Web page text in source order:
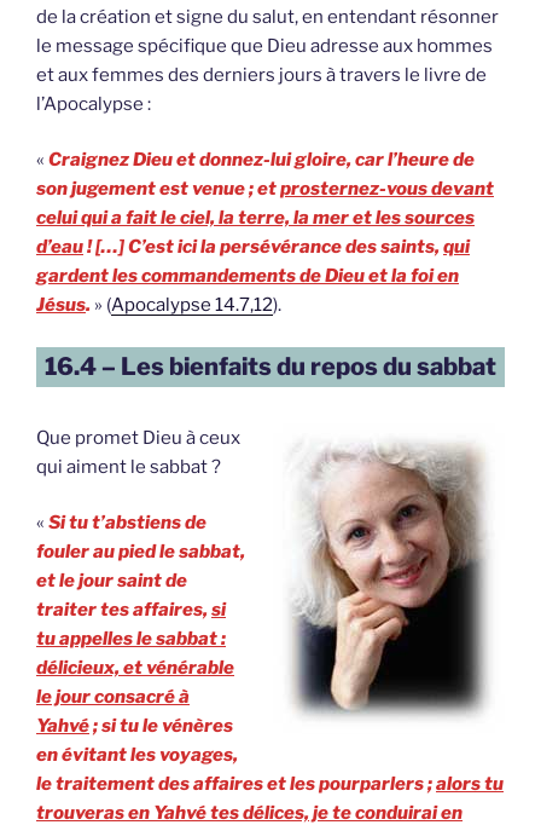
de la création et signe du salut, en entendant résonner
le message spécifique que Dieu adresse aux hommes
et aux femmes des derniers jours à travers le livre de
l’Apocalypse :
« Craignez Dieu et donnez-lui gloire, car l’heure de
son jugement est venue ; etprosternez-vous devant
celui qui a fait le ciel, la terre, la mer et les sources
d’eau! […] C’est ici la persévérance des saints, qui
gardent les commandements de Dieu et la foi en
Jésus. » (Apocalypse 14.7,12).
16.4 – Les bienfaits du repos du sabbat
Que promet Dieu à ceux
qui aiment le sabbat ?
« Si tu t’abstiens de
fouler au pied le sabbat,
et le jour saint de
traiter tes affaires, si
tu appelles le sabbat :
délicieux, et vénérable
le jour consacré à
Yahvé; si tu le vénères
en évitant les voyages,
le traitement des affaires et les pourparlers ;alors tu
trouveras en Yahvé tes délices, je te conduirai en